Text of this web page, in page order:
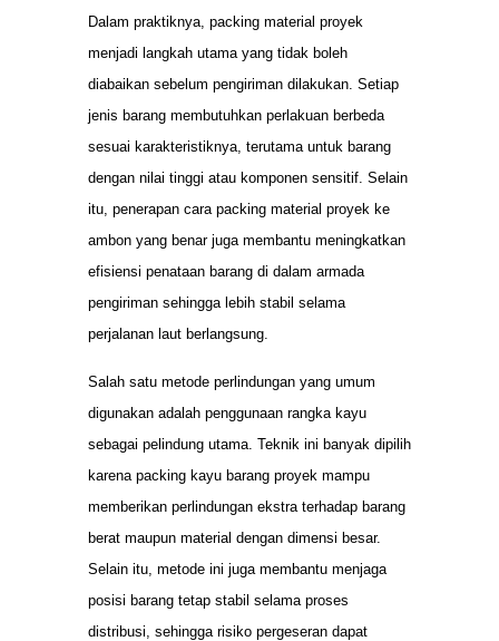
Dalam praktiknya, packing material proyek
menjadi langkah utama yang tidak boleh
diabaikan sebelum pengiriman dilakukan. Setiap
jenis barang membutuhkan perlakuan berbeda
sesuai karakteristiknya, terutama untuk barang
dengan nilai tinggi atau komponen sensitif. Selain
itu, penerapan cara packing material proyek ke
ambon yang benar juga membantu meningkatkan
efisiensi penataan barang di dalam armada
pengiriman sehingga lebih stabil selama
perjalanan laut berlangsung.
Salah satu metode perlindungan yang umum
digunakan adalah penggunaan rangka kayu
sebagai pelindung utama. Teknik ini banyak dipilih
karena packing kayu barang proyek mampu
memberikan perlindungan ekstra terhadap barang
berat maupun material dengan dimensi besar.
Selain itu, metode ini juga membantu menjaga
posisi barang tetap stabil selama proses
distribusi, sehingga risiko pergeseran dapat